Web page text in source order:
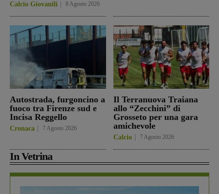
Calcio Giovanili 8 Agosto 2026
Autostrada, furgoncino a
fuoco tra Firenze sud e
Incisa Reggello
Cronaca 7 Agosto 2026
Il Terranuova Traiana
allo “Zecchini” di
Grosseto per una gara
amichevole
Calcio 7 Agosto 2026
In Vetrina